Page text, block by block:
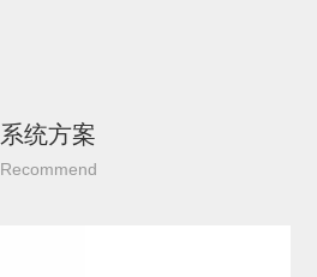
系统方案
Recommend